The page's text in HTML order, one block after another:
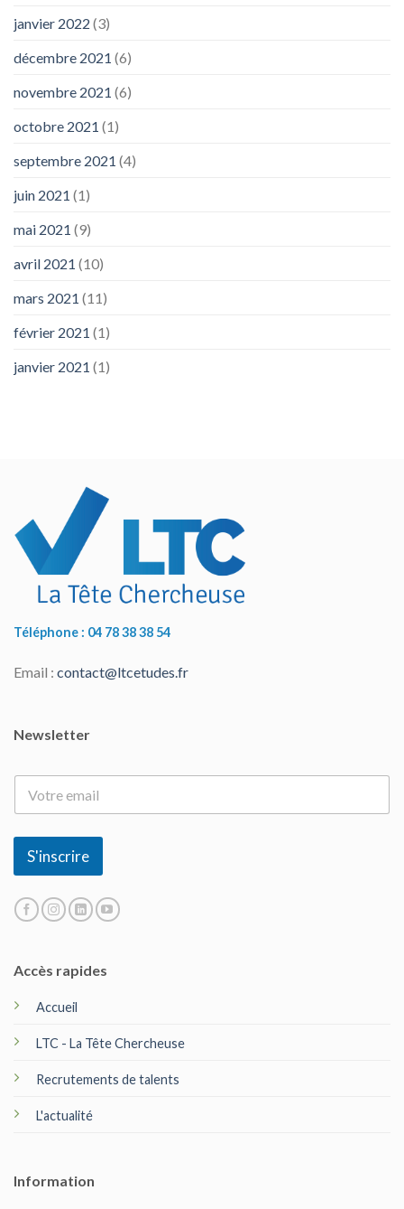
janvier 2022 (3)
décembre 2021 (6)
novembre 2021 (6)
octobre 2021 (1)
septembre 2021 (4)
juin 2021 (1)
mai 2021 (9)
avril 2021 (10)
mars 2021 (11)
février 2021 (1)
janvier 2021 (1)
Téléphone : 04 78 38 38 54
Email : contact@ltcetudes.fr
Accès rapides
Accueil
LTC - La Tête Chercheuse
Recrutements de talents
L'actualité
Information
Newsletter
m
a
S'inscrire